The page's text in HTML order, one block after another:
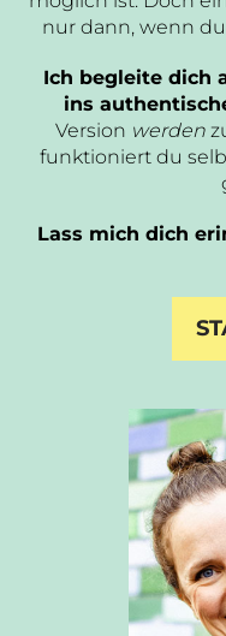
nur dann, wenn
Ich begleite dich
ins
Version werden
funktioniert du
Lass mich dich